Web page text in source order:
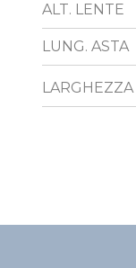
ALT. LENTE
LUNG. ASTA
LARGHEZZA